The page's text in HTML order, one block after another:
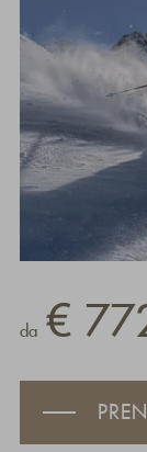
da €